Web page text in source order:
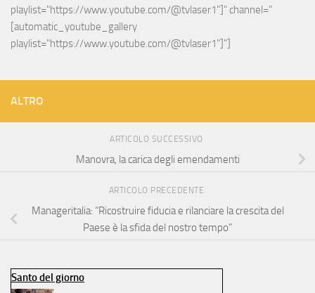
playlist="https://www.youtube.com/@tvlaser1"]" channel="
[automatic_youtube_gallery
playlist="https://www.youtube.com/@tvlaser1"]"]
ALTRO
ARTICOLO SUCCESSIVO
Manovra, la carica degli emendamenti
ARTICOLO PRECEDENTE
Manageritalia: “Ricostruire fiducia e rilanciare la crescita del
Paese è la sfida del nostro tempo”
Santo del giorno